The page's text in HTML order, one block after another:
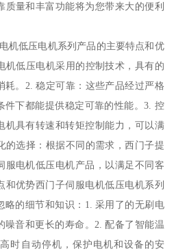
量和丰富功能将为您带来大的便利
低压电机系列产品的主要特点和优
机低压电机采用的控制技术，具有的
耗。2. 稳定可靠：这些产品经过严格
件下都能提供稳定可靠的性能。3. 控
机具有转速和转矩控制能力，可以满
的选择：根据不同的需求，西门子提
服电机低压电机产品，以满足不同客
和优势西门子伺服电机低压电机系列
略的细节和知识：1. 采用了的无刷电
噪音和更长的寿命。2. 配备了智能温
时自动停机，保护电机和设备的安